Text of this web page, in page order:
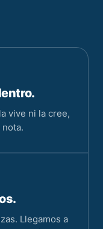
vive ni la cree,
Llegamos a